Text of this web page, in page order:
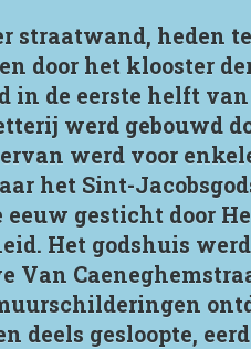
straatwand, heden
door het klooster
in de eerste helft
werd gebouwd
werd voor
het Sint-
eeuw gesticht door
Het godshuis
Van
deels gesloopte,